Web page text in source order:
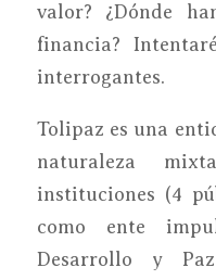
valor? ¿Dónde
financia?
interrogantes.
Tolipaz es una
naturaleza
instituciones (4
como ente
Desarrollo y